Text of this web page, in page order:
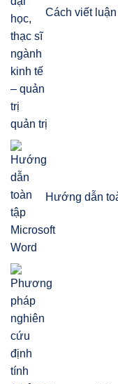
Cách viết
quản trị
Hướng dẫn